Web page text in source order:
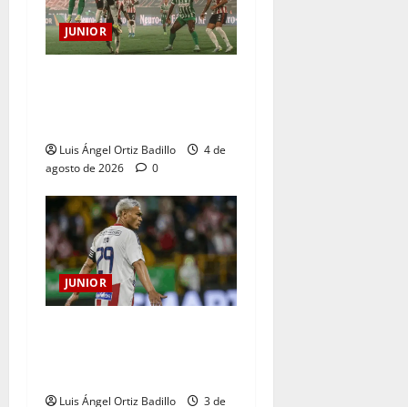
JUNIOR
Luis Ángel Ortiz Badillo
4 de
agosto de 2026
0
JUNIOR
Luis Ángel Ortiz Badillo
3 de